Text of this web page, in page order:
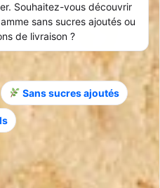
Nom
Prénom
Souhaitez-vous découvrir
sans sucres ajoutés ou
de livraison ?
Sans sucres ajoutés